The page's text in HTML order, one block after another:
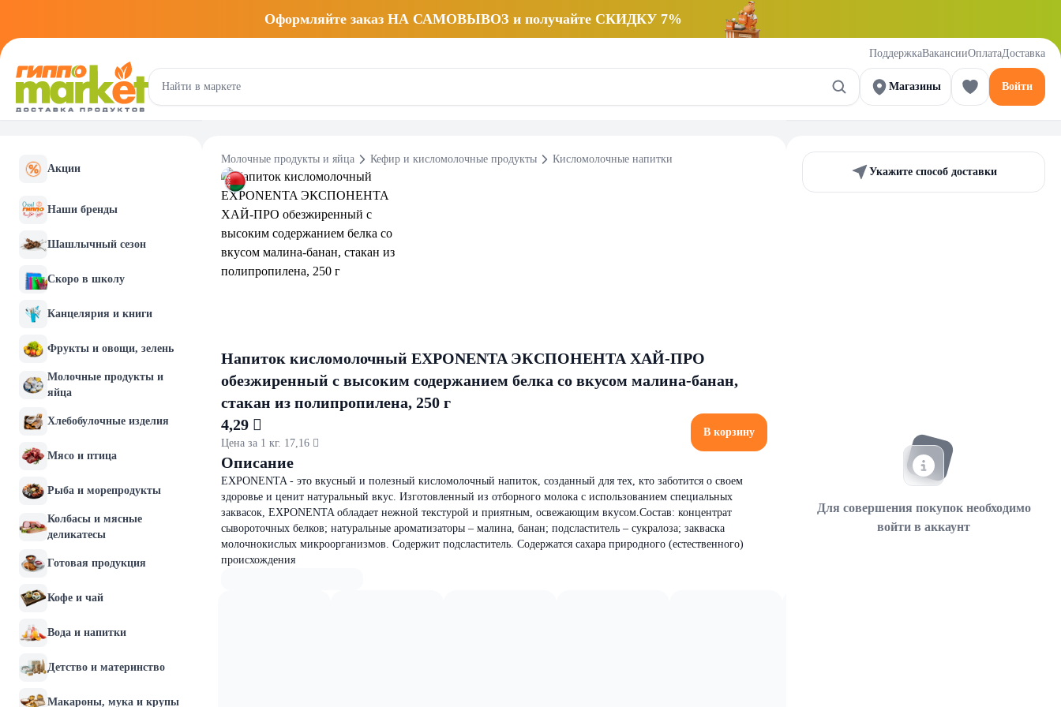
Оформляйте заказ НА САМОВЫВОЗ и получайте СКИДКУ 7%
ПоддержкаВакансииОплатаДоставка
Магазины Войти
Акции
Наши бренды
Шашлычный сезон
Скоро в школу
Канцелярия и книги
Фрукты и овощи, зелень
Молочные продукты и
яйца
Хлебобулочные изделия
Мясо и птица
Рыба и морепродукты
Колбасы и мясные
деликатесы
Готовая продукция
Кофе и чай
Вода и напитки
Детство и материнство
Макароны, мука и крупы
Молочные продукты и яйца Кефир и кисломолочные продукты Кисломолочные напитки
Напиток кисломолочный EXPONENTA ЭКСПОНЕНТА ХАЙ-ПРО
обезжиренный с высоким содержанием белка со вкусом малина-банан,
стакан из полипропилена, 250 г
4,29 
Цена за 1 кг. 17,16 
В корзину
Описание
EXPONENTA - это вкусный и полезный кисломолочный напиток, созданный для тех, кто заботится о своем
здоровье и ценит натуральный вкус. Изготовленный из отборного молока с использованием специальных
заквасок, EXPONENTA обладает нежной текстурой и приятным, освежающим вкусом.Состав: концентрат
сывороточных белков; натуральные ароматизаторы – малина, банан; подсластитель – сукралоза; закваска
молочнокислых микроорганизмов. Содержит подсластитель. Содержатся сахара природного (естественного)
происхождения
Укажите способ доставки
Для совершения покупок необходимо
войти в аккаунт